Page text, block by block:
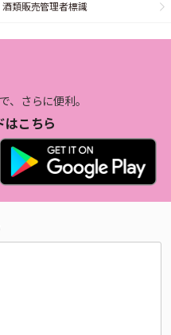
酒類販売管理者標識
、さらに便利。
はこちら